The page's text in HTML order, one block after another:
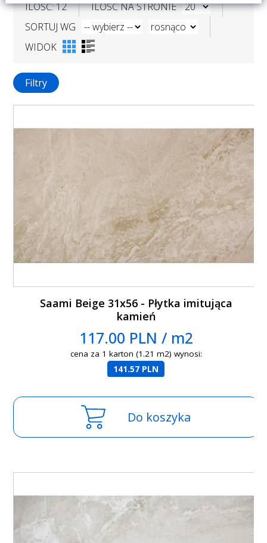
ILOŚĆ: 12
ILOŚĆ NA STRONIE
SORTUJ WG
WIDOK
Filtry
Saami Beige 31x56 - Płytka imitująca
kamień
117.00 PLN / m2
cena za 1 karton (1.21 m2) wynosi:
141.57 PLN
Do koszyka